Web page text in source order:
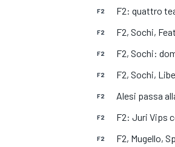
MOTOGP
F2 F2: quattro
F2 F2, Sochi,
F2 F2, Sochi:
F2 F2, Sochi,
F2 Alesi passa
F2 F2: Juri Vips
F2 F2, Mugello,